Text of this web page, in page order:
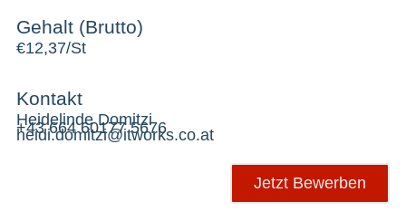
Gehalt (Brutto)
€12,37/St
Kontakt
Heidelinde Domitzi
+43 664 60177 5676
heidi.domitzi@itworks.co.at
Jetzt Bewerben